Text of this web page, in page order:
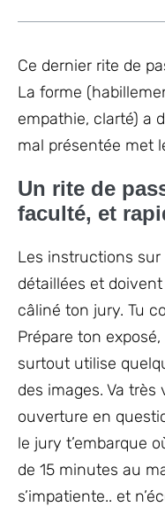
Ce dernier rite de
La forme
empathie, clarté) a
mal présentée met
Un rite de
faculté, et
Les instructions
détaillées et
câliné ton jury. Tu
Prépare ton
surtout utilise
des images. Va
ouverture en
le jury t’embarque
de 15 minutes au
s’impatiente.. et